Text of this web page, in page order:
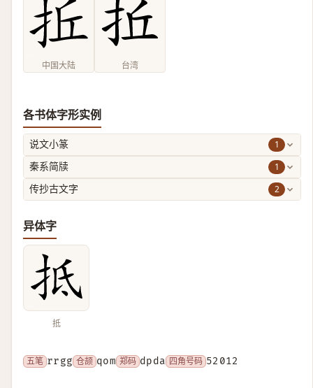
中国大陆 台湾
各书体字形实例
说文小篆 1
秦系简牍 1
传抄古文字 2
异体字
抵
五笔 rrgg 仓颉 qom 郑码 dpda 四角号码 52012